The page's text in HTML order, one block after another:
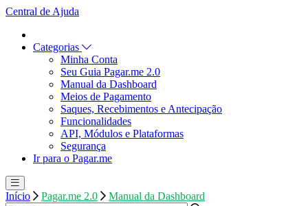
Central de Ajuda
Categorias
Minha Conta
Seu Guia Pagar.me 2.0
Manual da Dashboard
Meios de Pagamento
Saques, Recebimentos e Antecipação
Funcionalidades
API, Módulos e Plataformas
Segurança
Ir para o Pagar.me
Início Pagar.me 2.0 Manual da Dashboard